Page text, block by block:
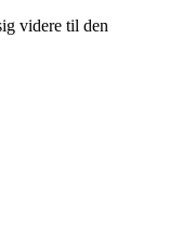
videre til den